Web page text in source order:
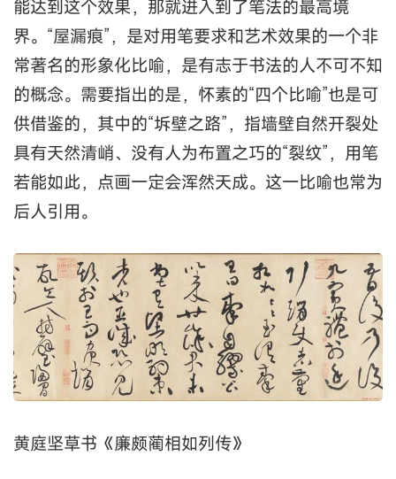
能达到这个效果，那就进入到了笔法的最高境
界。“屋漏痕”，是对用笔要求和艺术效果的一个非
常著名的形象化比喻，是有志于书法的人不可不知
的概念。需要指出的是，怀素的“四个比喻”也是可
供借鉴的，其中的“坼壁之路”，指墙壁自然开裂处
具有天然清峭、没有人为布置之巧的“裂纹”，用笔
若能如此，点画一定会浑然天成。这一比喻也常为
后人引用。
黄庭坚草书《廉颇蔺相如列传》